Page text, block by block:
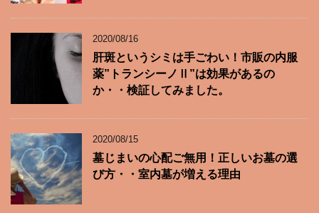
2020/08/16
肝斑というシミは手ごわい！市販の内服
薬”トランシーノⅡ”は効果があるの
か・・検証してみました。
2020/08/15
墓じまいの心配ご無用！正しいお墓の選
び方・・室内墓が増える理由